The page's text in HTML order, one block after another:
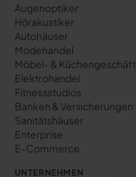
Augenoptiker
Hörakustiker
Autohäuser
Modehandel
Möbel- & Küchengeschäft
Elektrohandel
Fitnessstudios
Banken & Versicherungen
Sanitätshäuser
Enterprise
E-Commerce
UNTERNEHMEN